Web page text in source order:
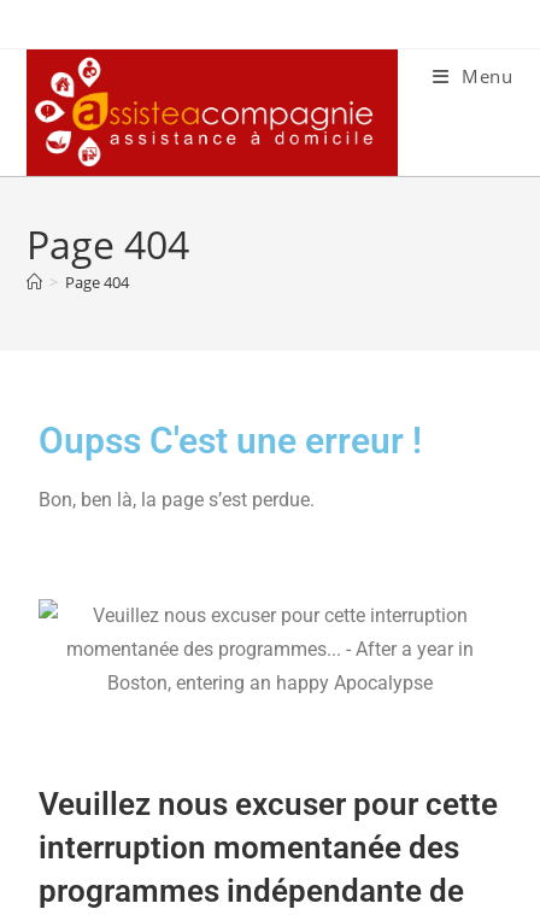
Menu
Page 404
> Page 404
Oupss C'est une erreur !
Bon, ben là, la page s’est perdue.
Veuillez nous excuser pour cette
interruption momentanée des
programmes indépendante de